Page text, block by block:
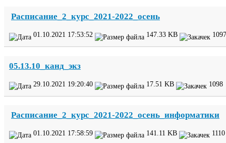
Расписание_​ 2 _​курс_​ 2021-​2022 _​осень
01.10.2021 17:53:52 147.33 KB 1097
05.13.10 _канд_экз
29 10 2021 19:20:40 17 51 KB 1098
Расписание_​ 2 _​курс_​ 2021-​2022 _​осень_​информатики
01 10 2021 17:58:59 141 11 KB 1110